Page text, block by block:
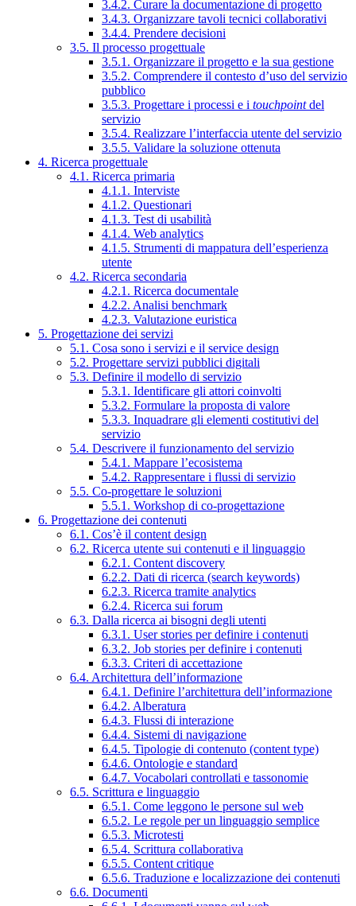
3.4.2. Curare la documentazione di progetto
3.4.3. Organizzare tavoli tecnici collaborativi
3.4.4. Prendere decisioni
3.5. Il processo progettuale
3.5.1. Organizzare il progetto e la sua gestione
3.5.2. Comprendere il contesto d’uso del servizio
pubblico
3.5.3. Progettare i processi e i touchpointdel
servizio
3.5.4. Realizzare l’interfaccia utente del servizio
3.5.5. Validare la soluzione ottenuta
4. Ricerca progettuale
4.1. Ricerca primaria
4.1.1. Interviste
4.1.2. Questionari
4.1.3. Test di usabilità
4.1.4. Web analytics
4.1.5. Strumenti di mappatura dell’esperienza
utente
4.2. Ricerca secondaria
4.2.1. Ricerca documentale
4.2.2. Analisi benchmark
4.2.3. Valutazione euristica
5. Progettazione dei servizi
5.1. Cosa sono i servizi e il service design
5.2. Progettare servizi pubblici digitali
5.3. Definire il modello di servizio
5.3.1. Identificare gli attori coinvolti
5.3.2. Formulare la proposta di valore
5.3.3. Inquadrare gli elementi costitutivi del
servizio
5.4. Descrivere il funzionamento del servizio
5.4.1. Mappare l’ecosistema
5.4.2. Rappresentare i flussi di servizio
5.5. Co-progettare le soluzioni
5.5.1. Workshop di co-progettazione
6. Progettazione dei contenuti
6.1. Cos’è il content design
6.2. Ricerca utente sui contenuti e il linguaggio
6.2.1. Content discovery
6.2.2. Dati di ricerca (search keywords)
6.2.3. Ricerca tramite analytics
6.2.4. Ricerca sui forum
6.3. Dalla ricerca ai bisogni degli utenti
6.3.1. User stories per definire i contenuti
6.3.2. Job stories per definire i contenuti
6.3.3. Criteri di accettazione
6.4. Architettura dell’informazione
6.4.1. Definire l’architettura dell’informazione
6.4.2. Alberatura
6.4.3. Flussi di interazione
6.4.4. Sistemi di navigazione
6.4.5. Tipologie di contenuto (content type)
6.4.6. Ontologie e standard
6.4.7. Vocabolari controllati e tassonomie
6.5. Scrittura e linguaggio
6.5.1. Come leggono le persone sul web
6.5.2. Le regole per un linguaggio semplice
6.5.3. Microtesti
6.5.4. Scrittura collaborativa
6.5.5. Content critique
6.5.6. Traduzione e localizzazione dei contenuti
6.6. Documenti